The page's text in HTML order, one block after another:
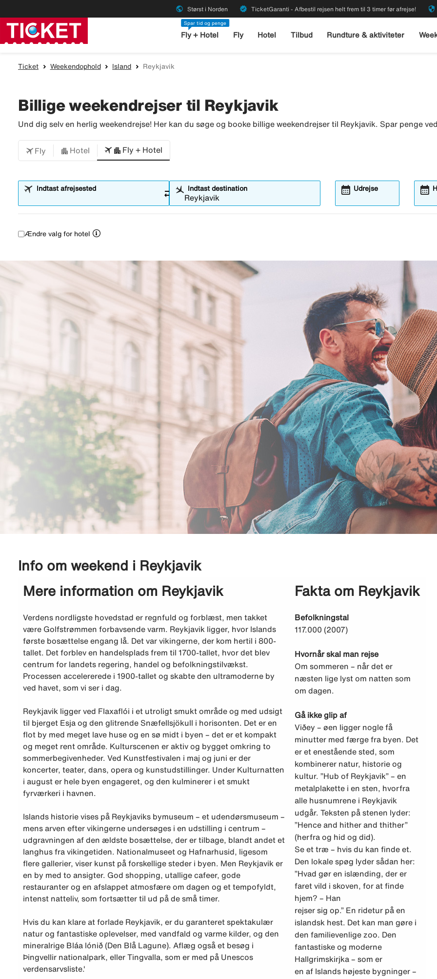
public Størst i Norden verified TicketGaranti - Afbestil rejsen helt frem til 3 timer før afrejse! security
Spar tid og penge
Fly + Hotel Fly Hotel Tilbud Rundture & aktiviteter
Ticket Weekendophold Island Reykjavik
Billige weekendrejser til Reykjavik
Und dig selv en herlig weekendrejse! Her kan du søge og booke billige weekendrejser til Reykjavik. Spar penge
Fly Hotel Fly + Hotel
Indtast afrejsested sync_alt Indtast destination Udrejse
calendar_month calendar_month
Ændre valg for hotel
Info om weekend i Reykjavik
Mere information om Reykjavik
Fakta om Reykjavik
Verdens nordligste hovedstad er regnfuld og forblæst, men takket
være Golfstrømmen forbavsende varm. Reykjavik ligger, hvor Islands
første bosættelse engang lå. Det var vikingerne, der kom hertil i 800-
tallet. Det forblev en handelsplads frem til 1700-tallet, hvor det blev
centrum for landets regering, handel og befolkningstilvækst.
Processen accelererede i 1900-tallet og skabte den ultramoderne by
ved havet, som vi ser i dag.
Reykjavik ligger ved Flaxaflói i et utroligt smukt område og med udsigt
til bjerget Esja og den glitrende Snæfellsjökull i horisonten. Det er en
flot by med meget lave huse og en sø midt i byen – det er et kompakt
og meget rent område. Kulturscenen er aktiv og bygget omkring to
sommerbegivenheder. Ved Kunstfestivalen i maj og juni er der
koncerter, teater, dans, opera og kunstudstillinger. Under Kulturnatten
i august er hele byen engageret, og den kulminerer i et smukt
fyrværkeri i havnen.
Islands historie vises på Reykjaviks bymuseum – et udendørsmuseum –
mens arven efter vikingerne undersøges i en udstilling i centrum –
udgravningen af den ældste bosættelse, der er tilbage, blandt andet et
langhus fra vikingetiden. Nationalmuseet og Hafnarhusid, ligesom
flere gallerier, viser kunst på forskellige steder i byen. Men Reykjavik er
en by med to ansigter. God shopping, utallige cafeer, gode
restauranter og en afslappet atmosfære om dagen og et tempofyldt,
intenst natteliv, som fortsætter til ud på de små timer.
Hvis du kan klare at forlade Reykjavik, er du garanteret spektakulær
natur og fantastiske oplevelser, med vandfald og varme kilder, og den
mineralrige Bláa lónið (Den Blå Lagune). Aflæg også et besøg i
Þingvellir nationalpark, eller Tingvalla, som er med på Unescos
verdensarvsliste.'
Befolkningstal
117.000 (2007)
Hvornår skal man rejse
Om sommeren – når det er
næsten lige lyst om natten som
om dagen.
Gå ikke glip af
Viðey – øen ligger nogle få
minutter med færge fra byen. Det
er et enestående sted, som
kombinerer natur, historie og
kultur. ”Hub of Reykjavik” – en
metalplakette i en sten, hvorfra
alle husnumrene i Reykjavik
udgår. Teksten på stenen lyder:
”Hence and hither and thither”
(herfra og hid og did).
Se et træ – hvis du kan finde et.
Den lokale spøg lyder sådan her:
”Hvad gør en islænding, der er
faret vild i skoven, for at finde
hjem? – Han
rejser sig op.” En ridetur på en
islandsk hest. Det kan man gøre i
den familievenlige zoo. Den
fantastiske og moderne
Hallgrimskirjka – som er
en af Islands højeste bygninger –